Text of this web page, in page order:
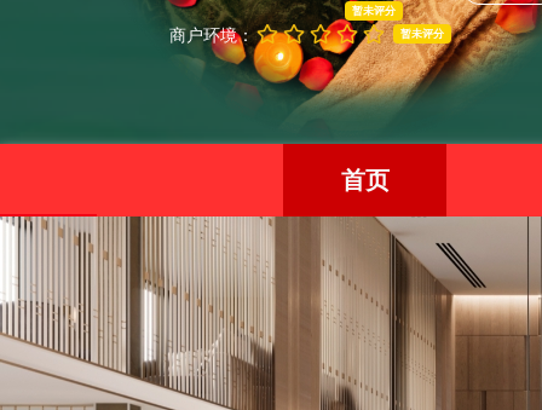
暂未评分
商户环境： 暂未评分
首页